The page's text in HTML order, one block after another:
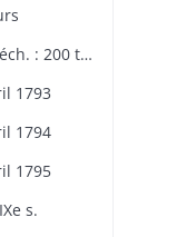
Brisach : Plan de Neuf-Brisach (fin XVIIe siècle éch. : 200 toises)
1793
1794
1795
s.